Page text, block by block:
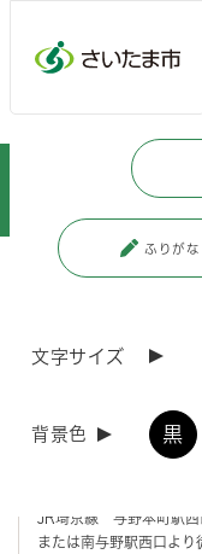
ふりがな
文字サイズ
背景色 黒
健康・医
障害者福祉に関する市の施
JR埼京線 与野本町駅
または南与野駅西口より